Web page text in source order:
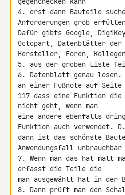
4. erst dann Bauteile
Anforderungen grob
Dafür gibts Google,
Octopart, Datenblätter der
Hersteller, Foren,
5. aus der groben Liste
6. Datenblatt genau lesen.
an einer Fußnote auf Seite
117 dass eine Funktion die
nicht geht, wenn man
eine andere ebenfalls
Funktion auch verwendet.
dann ist das schönste
Anwendungsfall unbrauchbar
7. Wenn man das hat malt
erfasst die Teile die
man ausgewählt hat in der
8. Dann prüft man den